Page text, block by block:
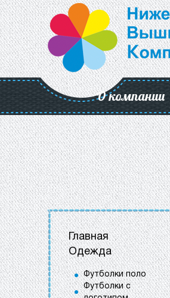
О компании
Главная
Одежда
Футболки поло
Футболки с